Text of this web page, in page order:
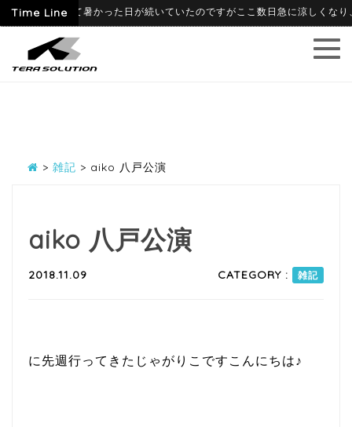
Time Line
6月に入って暑かった日が続いていたのですがここ数日急に涼しくなり
> 雑記 > aiko 八戸公演
aiko 八戸公演
2018.11.09 CATEGORY : 雑記
に先週行ってきたじゃがりこですこんにちは♪